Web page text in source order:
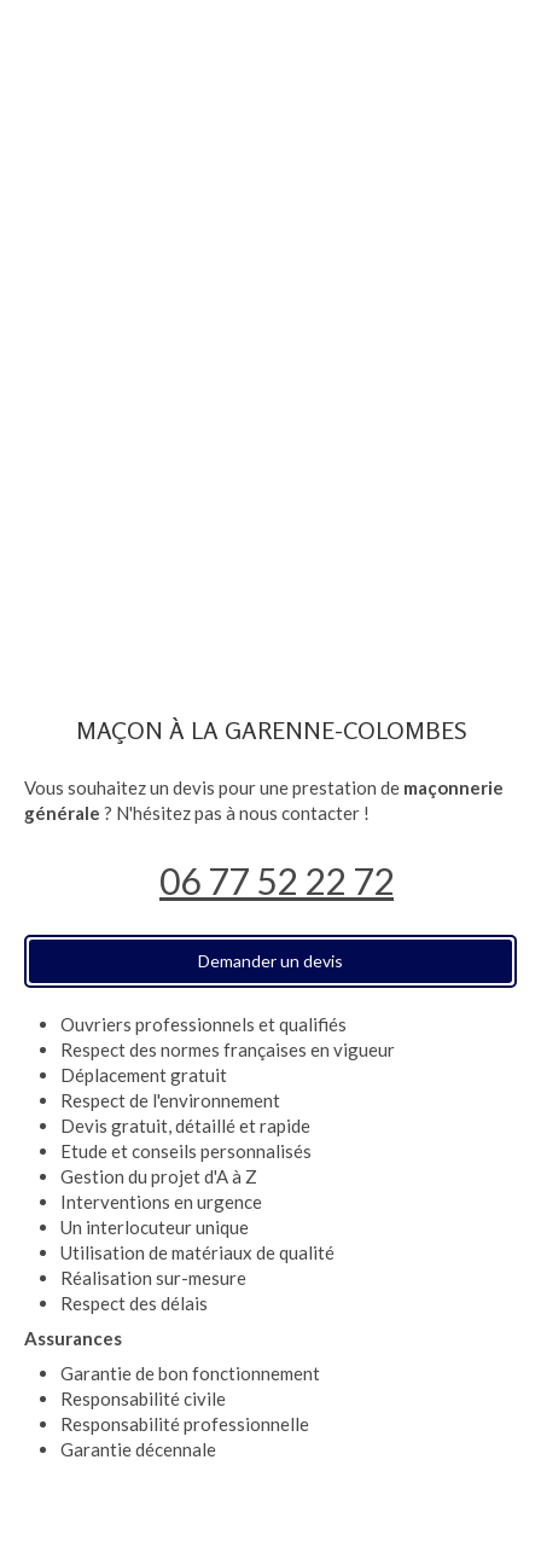
MAÇON À LA GARENNE-COLOMBES
Vous souhaitez un devis pour une prestation de maçonnerie
générale ? N'hésitez pas à nous contacter !
06 77 52 22 72
Demander un devis
Ouvriers professionnels et qualifiés
Respect des normes françaises en vigueur
Déplacement gratuit
Respect de l'environnement
Devis gratuit, détaillé et rapide
Etude et conseils personnalisés
Gestion du projet d'A à Z
Interventions en urgence
Un interlocuteur unique
Utilisation de matériaux de qualité
Réalisation sur-mesure
Respect des délais
Assurances
Garantie de bon fonctionnement
Responsabilité civile
Responsabilité professionnelle
Garantie décennale